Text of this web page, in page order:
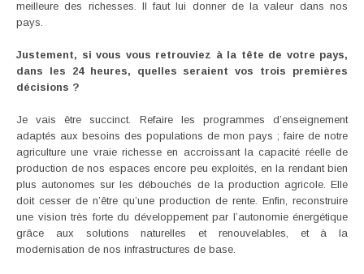
meilleure des richesses. Il faut lui donner de la valeur dans nos
pays.
Justement, si vous vous retrouviez à la tête de votre pays,
dans les 24 heures, quelles seraient vos trois premières
décisions ?
Je vais être succinct. Refaire les programmes d’enseignement
adaptés aux besoins des populations de mon pays ; faire de notre
agriculture une vraie richesse en accroissant la capacité réelle de
production de nos espaces encore peu exploités, en la rendant bien
plus autonomes sur les débouchés de la production agricole. Elle
doit cesser de n’être qu’une production de rente. Enfin, reconstruire
une vision très forte du développement par l’autonomie énergétique
grâce aux solutions naturelles et renouvelables, et à la
modernisation de nos infrastructures de base.